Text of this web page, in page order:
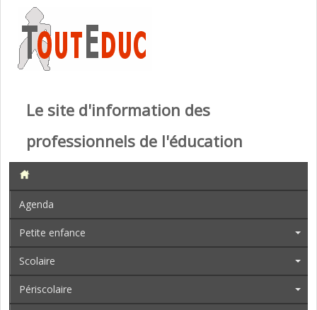
Le site d'information des
professionnels de l'éducation
Agenda
Petite enfance
Scolaire
Périscolaire